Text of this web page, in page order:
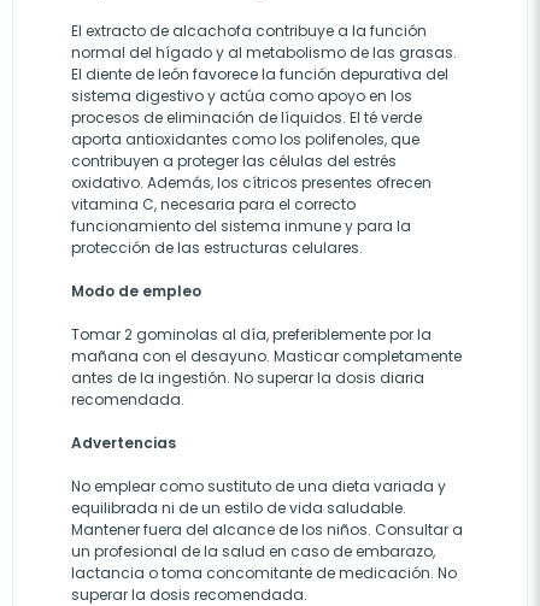
El extracto de alcachofa contribuye a la función
normal del hígado y al metabolismo de las grasas.
El diente de león favorece la función depurativa del
sistema digestivo y actúa como apoyo en los
procesos de eliminación de líquidos. El té verde
aporta antioxidantes como los polifenoles, que
contribuyen a proteger las células del estrés
oxidativo. Además, los cítricos presentes ofrecen
vitamina C, necesaria para el correcto
funcionamiento del sistema inmune y para la
protección de las estructuras celulares.
Modo de empleo
Tomar 2 gominolas al día, preferiblemente por la
mañana con el desayuno. Masticar completamente
antes de la ingestión. No superar la dosis diaria
recomendada.
Advertencias
No emplear como sustituto de una dieta variada y
equilibrada ni de un estilo de vida saludable.
Mantener fuera del alcance de los niños. Consultar a
un profesional de la salud en caso de embarazo,
lactancia o toma concomitante de medicación. No
superar la dosis recomendada.